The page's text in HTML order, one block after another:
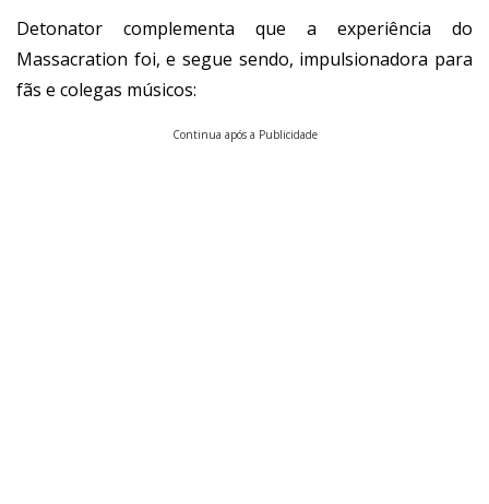
Detonator complementa que a experiência do
Massacration foi, e segue sendo, impulsionadora para
fãs e colegas músicos:
Continua após a Publicidade